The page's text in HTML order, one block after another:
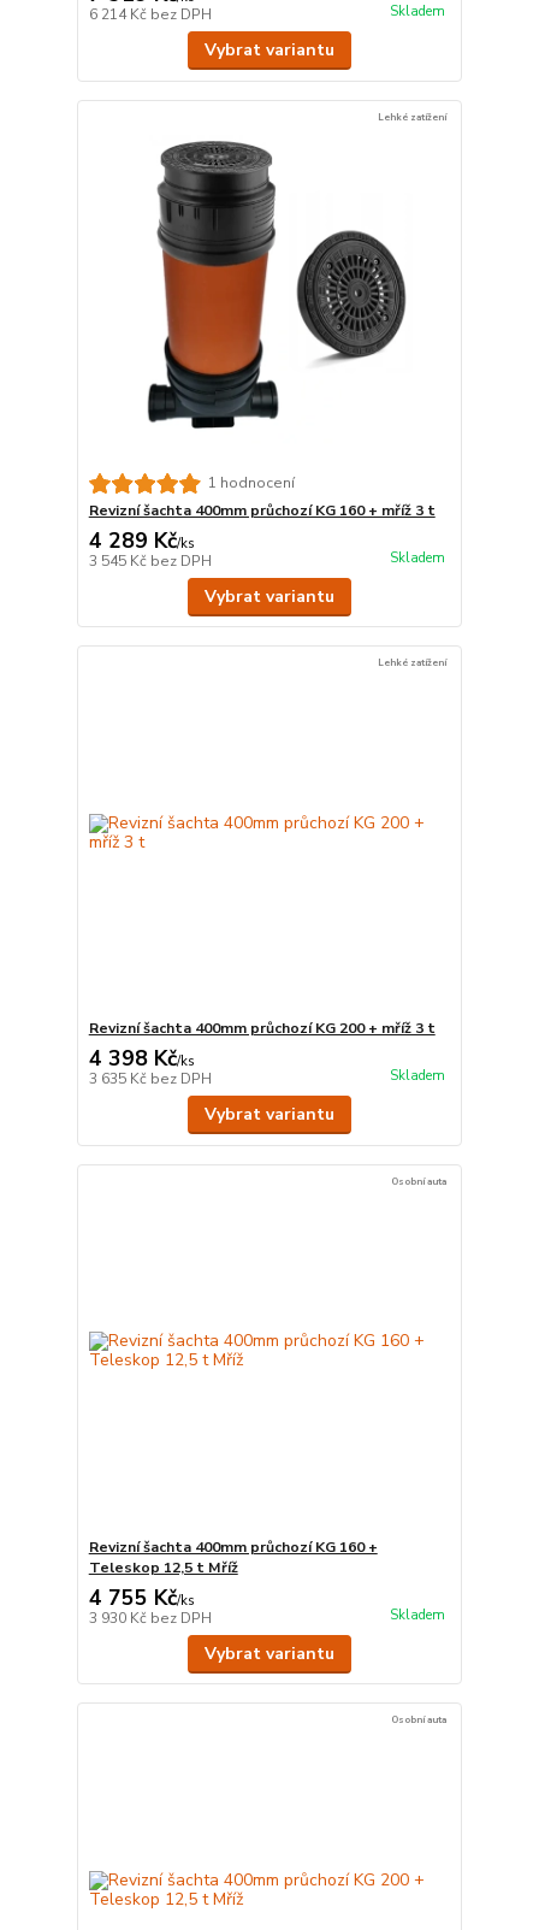
6 214 Kč bez DPH Skladem
Vybrat variantu
Lehké zatížení
1 hodnocení
Revizní šachta 400mm průchozí KG 160 + mříž 3 t
4 289 Kč/ks
3 545 Kč bez DPH Skladem
Vybrat variantu
Lehké zatížení
Revizní šachta 400mm průchozí KG 200 + mříž 3 t
4 398 Kč/ks
3 635 Kč bez DPH Skladem
Vybrat variantu
Osobní auta
Revizní šachta 400mm průchozí KG 160 +
Teleskop 12,5 t Mříž
4 755 Kč/ks
3 930 Kč bez DPH Skladem
Vybrat variantu
Osobní auta